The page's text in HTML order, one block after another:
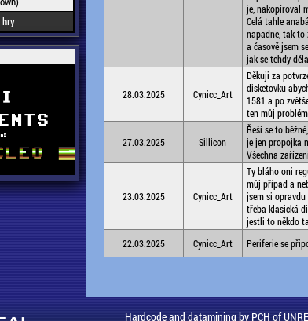
je, nakopíroval
Celá tahle
napadne, tak to
a časově jsem
jak se tehdy
28.03.2025 Cynicc_Art
Děkuji za
disketovku
1581 a po
ten můj
27.03.2025 Sillicon
Řeší se to
je jen propojka
Všechna
23.03.2025 Cynicc_Art
Ty bláho oni
můj případ a
jsem si
třeba klasická
jestli to někdo
22.03.2025
Cynicc_Art Periferie se
Hardcode and datamining by PCH of